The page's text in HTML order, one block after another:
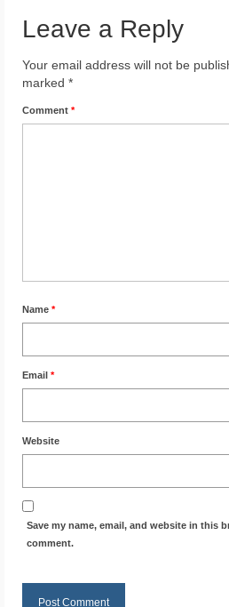
Indonēzija
Par Mums
Leave a Reply
Your email address will not be
marked *
Comment *
Name *
Email *
Website
Save my name, email, and website in this
comment.